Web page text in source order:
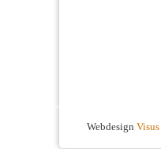
Webdesign Visus